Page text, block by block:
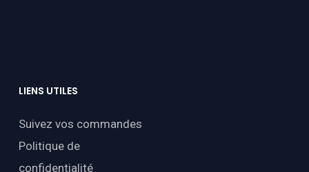
LIENS UTILES
Suivez vos commandes
Politique de
confidentialité